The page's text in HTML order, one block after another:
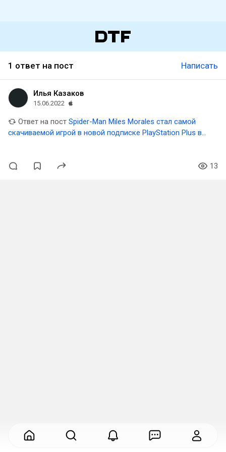
1 ответ на пост Написать
Илья Казаков
15.06.2022
Ответ на пост Spider-Man Miles Morales стал самой
скачиваемой игрой в новой подписке PlayStation Plus в
13